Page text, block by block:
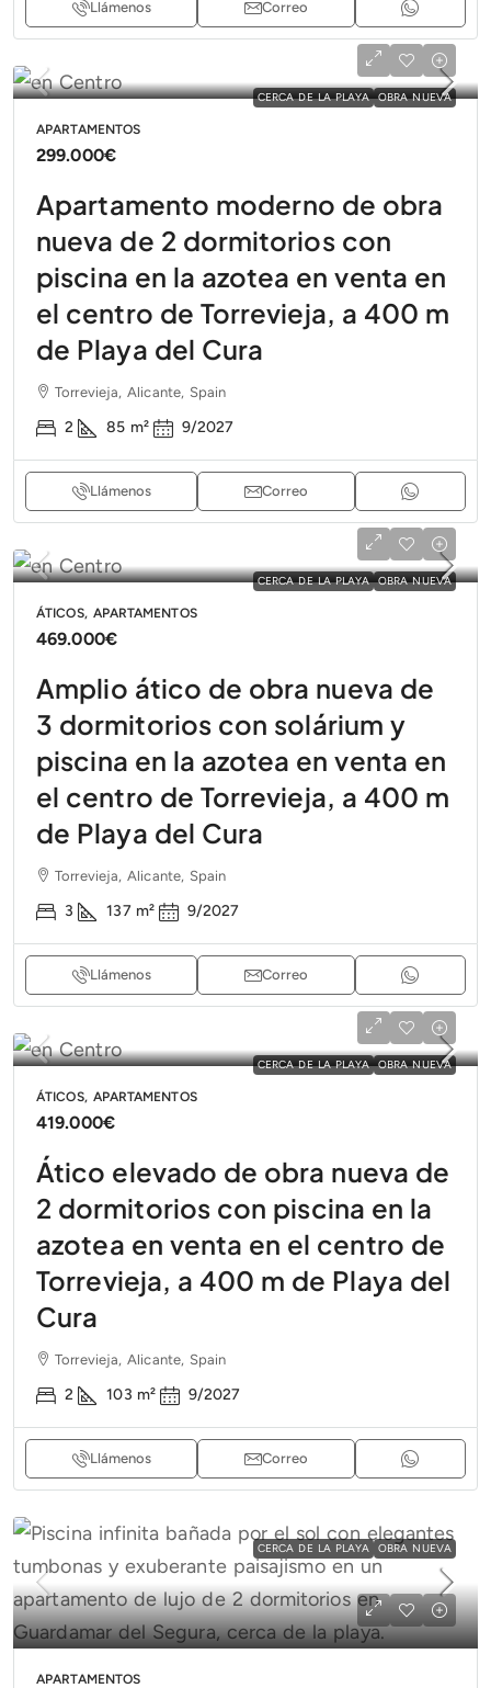
Llámenos Correo
CERCA DE LA PLAYA OBRA NUEVA
APARTAMENTOS
299.000€
Apartamento moderno de obra
nueva de 2 dormitorios con
piscina en la azotea en venta en
el centro de Torrevieja, a 400 m
de Playa del Cura
Torrevieja, Alicante, Spain
2 85 m² 9/2027
Llámenos Correo
CERCA DE LA PLAYA OBRA NUEVA
ÁTICOS, APARTAMENTOS
469.000€
Amplio ático de obra nueva de
3 dormitorios con solárium y
piscina en la azotea en venta en
el centro de Torrevieja, a 400 m
de Playa del Cura
Torrevieja, Alicante, Spain
3 137 m² 9/2027
Llámenos Correo
CERCA DE LA PLAYA OBRA NUEVA
ÁTICOS, APARTAMENTOS
419.000€
Ático elevado de obra nueva de
2 dormitorios con piscina en la
azotea en venta en el centro de
Torrevieja, a 400 m de Playa del
Cura
Torrevieja, Alicante, Spain
2 103 m² 9/2027
Llámenos Correo
CERCA DE LA PLAYA OBRA NUEVA
APARTAMENTOS